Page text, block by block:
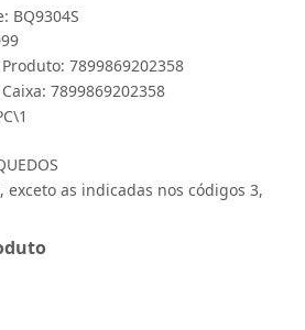
BQ9304S
7899869202358
7899869202358
exceto as indicadas nos códigos 3,